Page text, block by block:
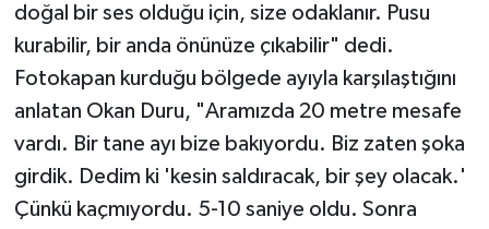
doğal bir ses olduğu için, size odaklanır. Pusu
kurabilir, bir anda önünüze çıkabilir" dedi.
Fotokapan kurduğu bölgede ayıyla karşılaştığını
anlatan Okan Duru, "Aramızda 20 metre mesafe
vardı. Bir tane ayı bize bakıyordu. Biz zaten şoka
girdik. Dedim ki 'kesin saldıracak, bir şey olacak.'
Çünkü kaçmıyordu. 5-10 saniye oldu. Sonra